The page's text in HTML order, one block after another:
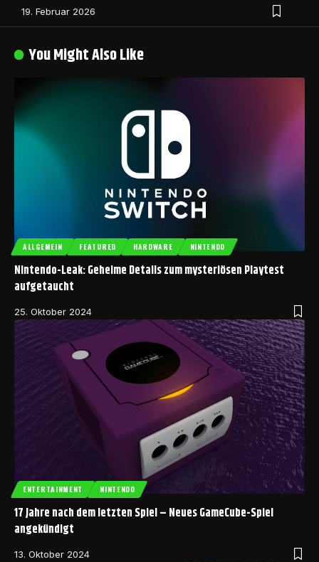
19. Februar 2026
You Might Also Like
ALLGEMEIN FEATURED HARDWARE NINTENDO
Nintendo-Leak: Geheime Details zum mysteriösen Playtest
aufgetaucht
25. Oktober 2024
ENTERTAINMENT NINTENDO
17 Jahre nach dem letzten Spiel – Neues GameCube-Spiel
angekündigt
13. Oktober 2024